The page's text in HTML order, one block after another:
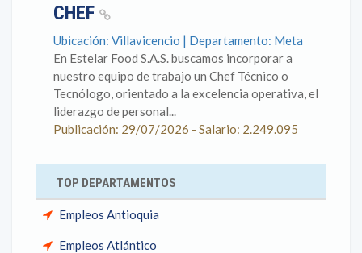
CHEF
Ubicación: Villavicencio | Departamento: Meta
En Estelar Food S.A.S. buscamos incorporar a
nuestro equipo de trabajo un Chef Técnico o
Tecnólogo, orientado a la excelencia operativa, el
liderazgo de personal...
Publicación: 29/07/2026 - Salario: 2.249.095
TOP DEPARTAMENTOS
Empleos Antioquia
Empleos Atlántico